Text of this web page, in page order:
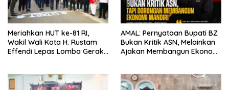
Meriahkan HUT ke-81 RI,
Wakil Wali Kota H. Rustam
Effendi Lepas Lomba Gerak
AMAL: Pernyataan Bupati BZ
Bukan Kritik ASN, Melainkan
Ajakan Membangun Ekonomi